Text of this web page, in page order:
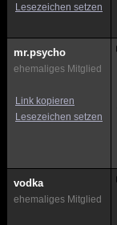
Lesezeichen setzen
mr.psycho
ehemaliges Mitglied
Link kopieren
Lesezeichen setzen
vodka
ehemaliges Mitglied